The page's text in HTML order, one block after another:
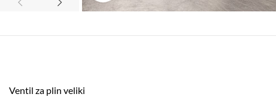
Ventil za plin veliki